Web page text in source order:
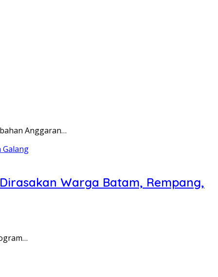
Anggaran…
Warga Batam, Rempang,